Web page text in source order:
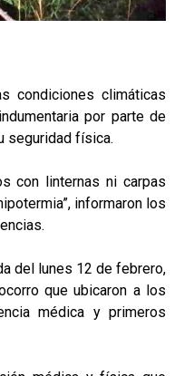
condiciones climáticas
por parte de
seguridad física.
con linternas ni carpas
informaron los
del lunes 12 de febrero,
que ubicaron a los
médica y primeros